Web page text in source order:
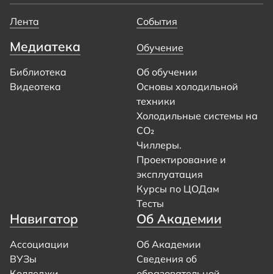
Лента События
Медиатека
Библиотека
Видеотека
Обучение
Об обучении
Основы холодильной
техники
Холодильные системы на
CO₂
Чиллеры.
Проектирование и
эксплуатация
Курсы по ЦОДам
Тесты
Навигатор
Ассоциации
ВУЗы
Об Академии
Об Академии
Сведения об